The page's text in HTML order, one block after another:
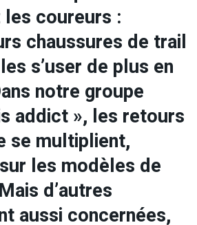
coureurs :
chaussures de trail
s’user de plus en
notre groupe
addict », les retours
se multiplient,
les modèles de
d’autres
aussi concernées,